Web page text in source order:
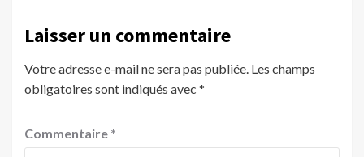
Laisser un commentaire
Votre adresse e-mail ne sera pas publiée. Les champs
obligatoires sont indiqués avec *
Commentaire *